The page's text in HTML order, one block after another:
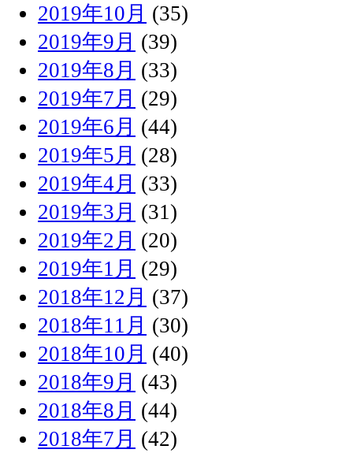
2019年10月 (35)
2019年9月 (39)
2019年8月 (33)
2019年7月 (29)
2019年6月 (44)
2019年5月 (28)
2019年4月 (33)
2019年3月 (31)
2019年2月 (20)
2019年1月 (29)
2018年12月 (37)
2018年11月 (30)
2018年10月 (40)
2018年9月 (43)
2018年8月 (44)
2018年7月 (42)